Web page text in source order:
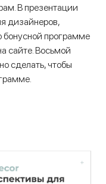
В презентации
дизайнеров,
бонусной программе
сайте. Восьмой
сделать, чтобы